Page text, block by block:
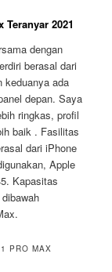
2021
dengan
berasal dari
keduanya ada
depan. Saya
ringkas, profil
baik . Fasilitas
dari iPhone
Apple
Kapasitas
PRO MAX